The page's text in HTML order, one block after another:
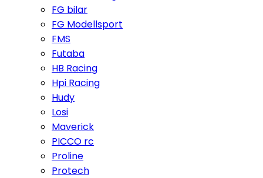
FG bilar
FG Modellsport
FMS
Futaba
HB Racing
Hpi Racing
Hudy
Losi
Maverick
PICCO rc
Proline
Protech